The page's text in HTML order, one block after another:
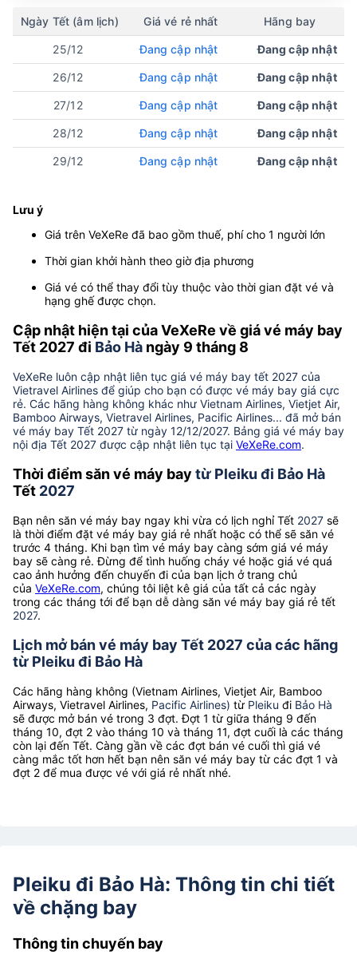
Ngày Tết (âm lịch) Giá vé rẻ nhất Hãng bay
25/12 Đang cập nhật Đang cập nhật
26/12 Đang cập nhật Đang cập nhật
27/12 Đang cập nhật Đang cập nhật
28/12 Đang cập nhật Đang cập nhật
29/12 Đang cập nhật Đang cập nhật
Lưu ý
Giá trên VeXeRe đã bao gồm thuế, phí cho 1 người lớn
Thời gian khởi hành theo giờ địa phương
Giá vé có thể thay đổi tùy thuộc vào thời gian đặt vé và
hạng ghế được chọn.
Cập nhật hiện tại của VeXeRe về giá vé máy bay
Tết 2027 đi Bảo Hà ngày 9 tháng 8
VeXeRe luôn cập nhật liên tục giá vé máy bay tết 2027 của
Vietravel Airlines để giúp cho bạn có được vé máy bay giá cực
rẻ. Các hãng hàng không khác như Vietnam Airlines, Vietjet Air,
Bamboo Airways, Vietravel Airlines, Pacific Airlines... đã mở bán
vé máy bay Tết 2027 từ ngày 12/12/2027. Bảng giá vé máy bay
nội địa Tết 2027 được cập nhật liên tục tại VeXeRe.com.
Thời điểm săn vé máy bay từ Pleiku đi Bảo Hà
Tết 2027
Bạn nên săn vé máy bay ngay khi vừa có lịch nghỉ Tết 2027 sẽ
là thời điểm đặt vé máy bay giá rẻ nhất hoặc có thể sẽ săn vé
trước 4 tháng. Khi bạn tìm vé máy bay càng sớm giá vé máy
bay sẽ càng rẻ. Đừng để tình huống cháy vé hoặc giá vé quá
cao ảnh hưởng đến chuyến đi của bạn lịch ở trang chủ
của VeXeRe.com, chúng tôi liệt kê giá của tất cả các ngày
trong các tháng tới để bạn dễ dàng săn vé máy bay giá rẻ tết
2027.
Lịch mở bán vé máy bay Tết 2027 của các hãng
từ Pleiku đi Bảo Hà
Các hãng hàng không (Vietnam Airlines, Vietjet Air, Bamboo
Airways, Vietravel Airlines, Pacific Airlines) từ Pleiku đi Bảo Hà
sẽ được mở bán vé trong 3 đợt. Đợt 1 từ giữa tháng 9 đến
tháng 10, đợt 2 vào tháng 10 và tháng 11, đợt cuối là các tháng
còn lại đến Tết. Càng gần về các đợt bán vé cuối thì giá vé
càng mắc tốt hơn hết bạn nên săn vé máy bay từ các đợt 1 và
đợt 2 để mua được vé với giá rẻ nhất nhé.
Pleiku đi Bảo Hà: Thông tin chi tiết
về chặng bay
Thông tin chuyến bay